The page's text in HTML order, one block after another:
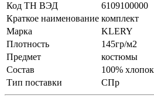
Код ТН ВЭД
6109100000
Краткое наименование комплект
Марка
KLERY
Плотность
145гр/м2
Предмет
костюмы
Состав
100% хлопок
Тип поставки
СПр